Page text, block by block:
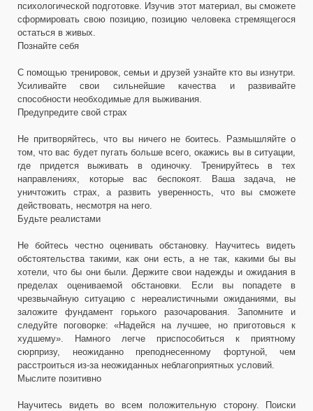
психологической подготовке. Изучив этот материал, вы сможете
сформировать свою позицию, позицию человека стремящегося
остаться в живых.
Познайте себя
С помощью тренировок, семьи и друзей узнайте кто вы изнутри.
Усиливайте свои сильнейшие качества и развивайте
способности необходимые для выживания.
Предупредите свой страх
Не притворяйтесь, что вы ничего не боитесь. Размышляйте о
том, что вас будет пугать больше всего, окажись вы в ситуации,
где придется выживать в одиночку. Тренируйтесь в тех
направлениях, которые вас беспокоят. Ваша задача, не
уничтожить страх, а развить уверенность, что вы сможете
действовать, несмотря на него.
Будьте реалистами
Не бойтесь честно оценивать обстановку. Научитесь видеть
обстоятельства такими, как они есть, а не так, какими бы вы
хотели, что бы они были. Держите свои надежды и ожидания в
пределах оцениваемой обстановки. Если вы попадете в
чрезвычайную ситуацию с нереалистичными ожиданиями, вы
заложите фундамент горького разочарования. Запомните и
следуйте поговорке: «Надейся на лучшее, но приготовься к
худшему». Намного легче приспособиться к приятному
сюрпризу, неожиданно преподнесенному фортуной, чем
расстроиться из-за неожиданных неблагоприятных условий.
Мыслите позитивно
Научитесь видеть во всем положительную сторону. Поиски